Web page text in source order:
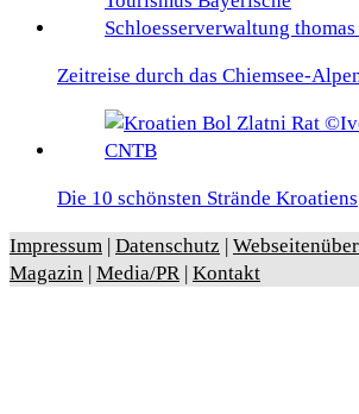
Zeitreise durch das Chiemsee-
Die 10 schönsten Strände Kroatiens
Impressum | Datenschutz |
Magazin | Media/PR | Kontakt